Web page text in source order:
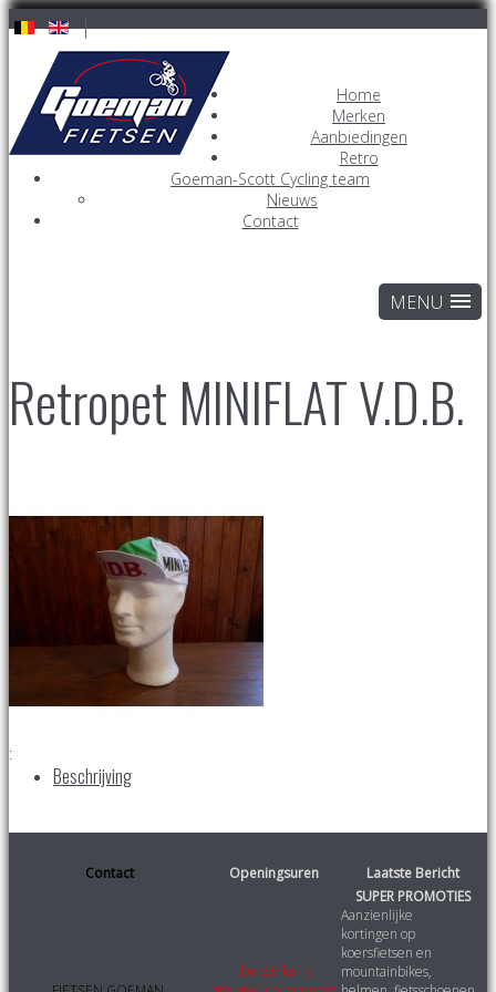
Home
Merken
Aanbiedingen
Retro
Goeman-Scott Cycling team
Nieuws
Contact
Retropet MINIFLAT V.D.B.
:
Beschrijving
Contact Openingsuren Laatste Bericht
!De winkel is
SUPER PROMOTIES
Aanzienlijke
kortingen op
koersfietsen en
mountainbikes,